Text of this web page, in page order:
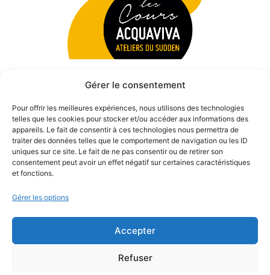
Gérer le consentement
Pour offrir les meilleures expériences, nous utilisons des technologies
telles que les cookies pour stocker et/ou accéder aux informations des
appareils. Le fait de consentir à ces technologies nous permettra de
traiter des données telles que le comportement de navigation ou les ID
uniques sur ce site. Le fait de ne pas consentir ou de retirer son
consentement peut avoir un effet négatif sur certaines caractéristiques
et fonctions.
Gérer les options
Accepter
Refuser
© 2026 Théâtre des Béliers Parisiens. | Tous droits réservés.